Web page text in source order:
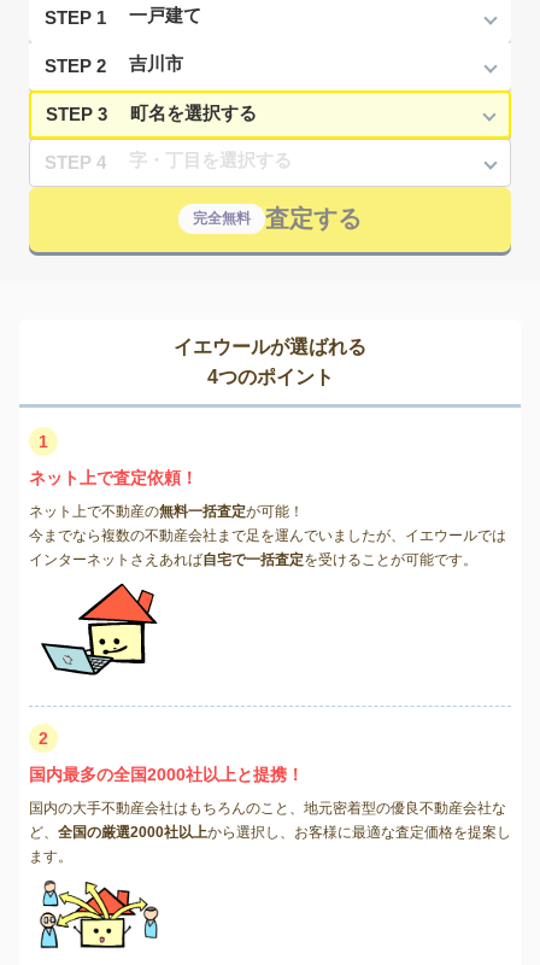
STEP 1
STEP 2
STEP 3
STEP 4
完全無料 査定する
イエウールが選ばれる
4つのポイント
1
ネット上で査定依頼！
ネット上で不動産の無料一括査定が可能！
今までなら複数の不動産会社まで足を運んでいましたが、イエウールでは
インターネットさえあれば自宅で一括査定を受けることが可能です。
2
国内最多の全国2000社以上と提携！
国内の大手不動産会社はもちろんのこと、地元密着型の優良不動産会社な
ど、 全国の厳選2000社以上から選択し、お客様に最適な査定価格を提案し
ます。